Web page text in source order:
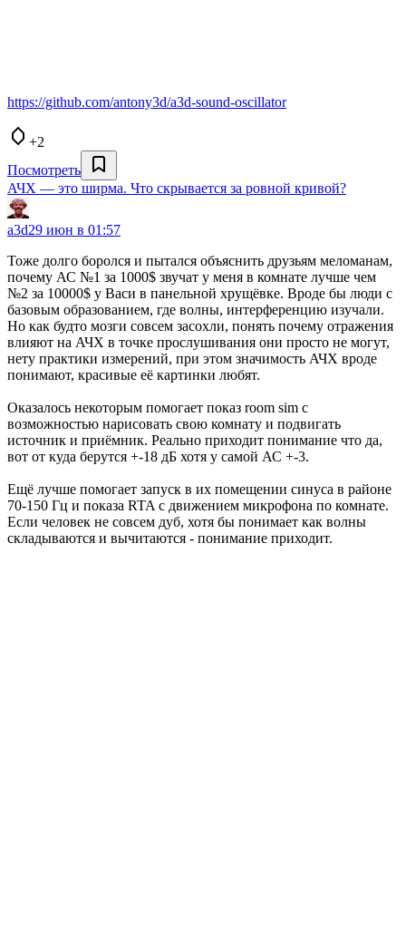
https://github.com/antony3d/a3d-sound-oscillator
+2
Посмотреть
АЧХ — это ширма. Что скрывается за ровной кривой?
a3d29 июн в 01:57
Тоже долго боролся и пытался объяснить друзьям меломанам,
почему АС №1 за 1000$ звучат у меня в комнате лучше чем
№2 за 10000$ у Васи в панельной хрущёвке. Вроде бы люди с
базовым образованием, где волны, интерференцию изучали.
Но как будто мозги совсем засохли, понять почему отражения
влияют на АЧХ в точке прослушивания они просто не могут,
нету практики измерений, при этом значимость АЧХ вроде
понимают, красивые её картинки любят.
Оказалось некоторым помогает показ room sim с
возможностью нарисовать свою комнату и подвигать
источник и приёмник. Реально приходит понимание что да,
вот от куда берутся +-18 дБ хотя у самой АС +-3.
Ещё лучше помогает запуск в их помещении синуса в районе
70-150 Гц и показа RTA с движением микрофона по комнате.
Если человек не совсем дуб, хотя бы понимает как волны
складываются и вычитаются - понимание приходит.